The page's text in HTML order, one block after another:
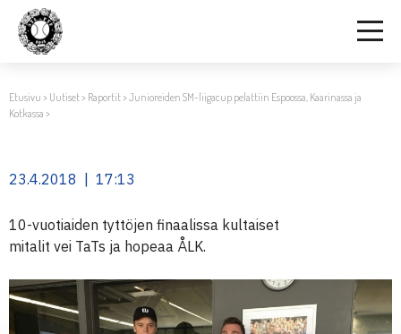
Etusivu > Uutiset> Raportit>Junioreiden SM-liigacup pelattiin Espoossa, Kaarinassa ja
Kotkassa >
23.4.2018 | 17:13
10-vuotiaiden tyttöjen finaalissa kultaiset
mitalit vei TaTs ja hopeaa ÅLK.